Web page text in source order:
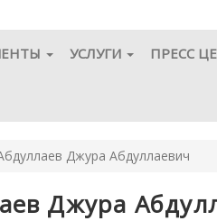
УСЛУГИ ПРЕСС
Джура Абдуллаевич
Джура